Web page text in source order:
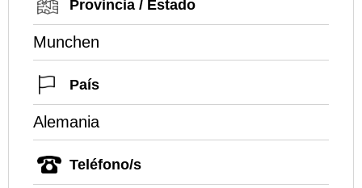
Provincia / Estado
Munchen
País
Alemania
Teléfono/s